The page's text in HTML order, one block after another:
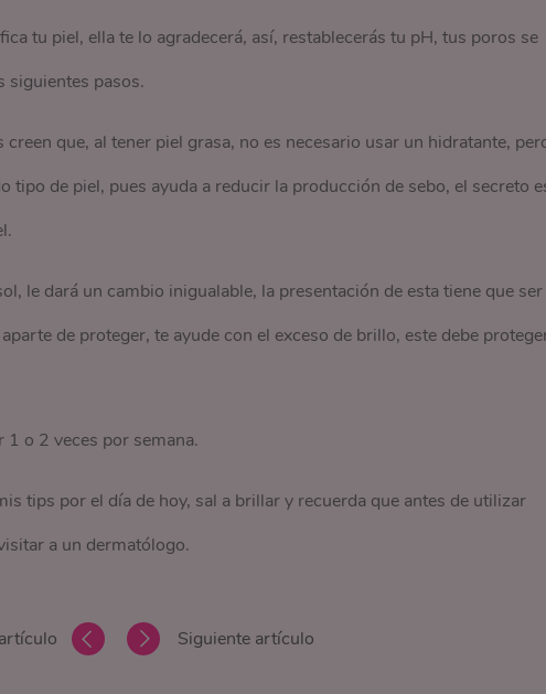
tu piel, ella te lo agradecerá, así, restablecerás tu pH, tus poros se
siguientes pasos.
que, al tener piel grasa, no es necesario usar un hidratante,
tipo de piel, pues ayuda a reducir la producción de sebo, el secreto
le dará un cambio inigualable, la presentación de esta tiene que ser
de proteger, te ayude con el exceso de brillo, este debe
o 2 veces por semana.
tips por el día de hoy, sal a brillar y recuerda que antes de utilizar
a un dermatólogo.
Siguiente artículo